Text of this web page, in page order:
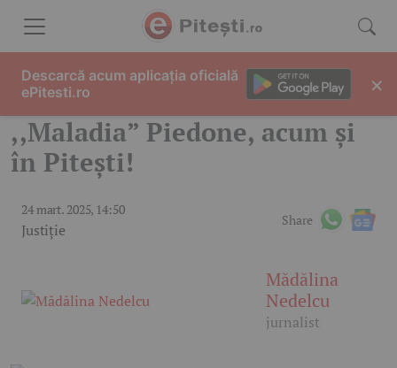
,,Maladia” Piedone, acum și
în Pitești!
24 mart. 2025, 14:50
Justiție
Share
Mădălina
Nedelcu
jurnalist
Descarcă acum aplicația oficială
ePitesti.ro
×